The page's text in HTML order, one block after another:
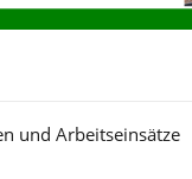
und Arbeitseinsätze